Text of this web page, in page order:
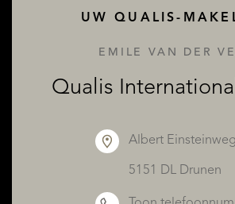
UW QUALIS-
EMILE VAN DER
Qualis
Albert
5151 DL Drunen